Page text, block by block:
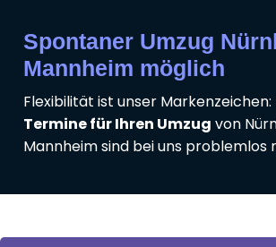
Spontaner Umzug
Mannheim möglich
Flexibilität ist unser Markenzeichen:
Termine für Ihren Umzug von
Mannheim sind bei uns problemlos